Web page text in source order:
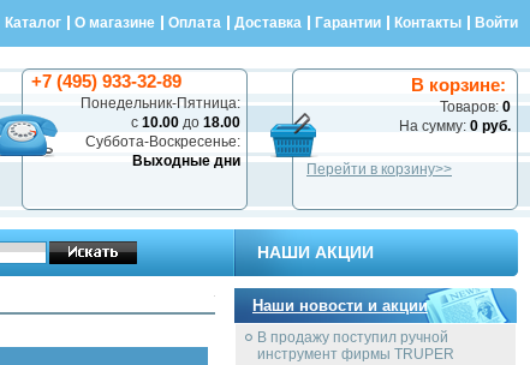
Каталог О магазине Оплата Доставка Гарантии Контакты Войти
В корзине:
Товаров: 0
На сумму: 0 руб.
Перейти в корзину>>
+7 (495) 933-32-89
Понедельник-Пятница:
с 10.00 до 18.00
Суббота-Воскресенье:
Выходные дни
НАШИ АКЦИИ
Наши новости и акции
В продажу поступил ручной
инструмент фирмы TRUPER